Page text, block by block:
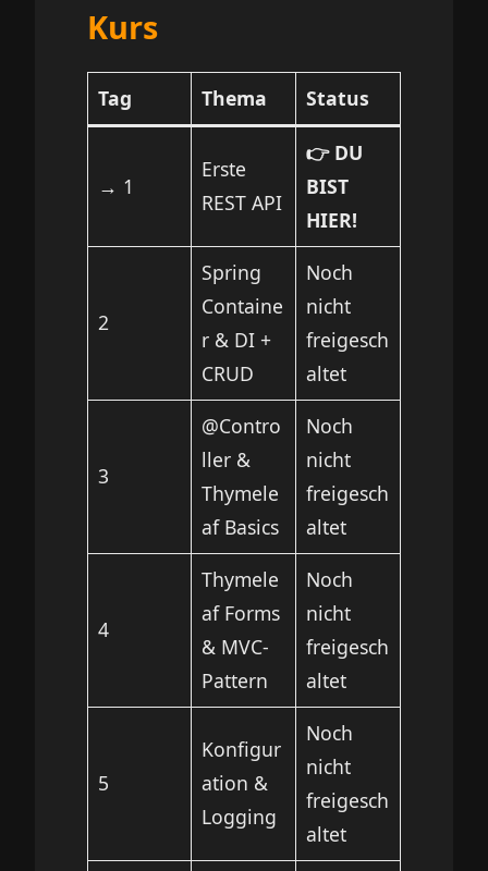
Kurs
Tag Thema Status
→ 1
Erste
REST API
👉 DU
BIST
HIER!
2
Spring
Containe
r & DI +
CRUD
Noch
nicht
freigesch
altet
3
@Contro
ller &
Thymele
af Basics
Noch
nicht
freigesch
altet
4
Thymele
af Forms
& MVC-
Pattern
Noch
nicht
freigesch
altet
5
Konfigur
ation &
Logging
Noch
nicht
freigesch
altet